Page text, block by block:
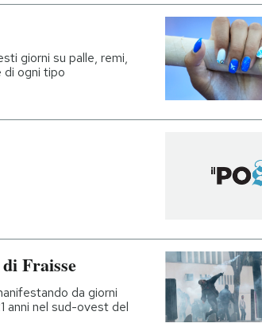
giorni su palle, remi,
ogni tipo
Fraisse
da giorni
anni nel sud-ovest del